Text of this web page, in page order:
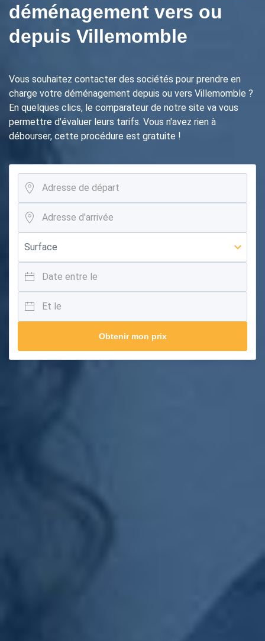
déménagement vers ou
depuis Villemomble
Vous souhaitez contacter des sociétés pour prendre en
charge votre déménagement depuis ou vers Villemomble ?
En quelques clics, le comparateur de notre site va vous
permettre d'évaluer leurs tarifs. Vous n'avez rien à
débourser, cette procédure est gratuite !
Obtenir mon prix